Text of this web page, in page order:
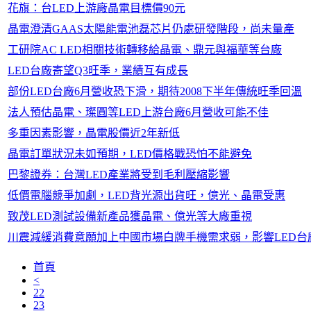
花旗：台LED上游廠晶電目標價90元
晶電澄清GAAS太陽能電池磊芯片仍處研發階段，尚未量產
工研院AC LED相關技術轉移給晶電、鼎元與福華等台廠
LED台廠寄望Q3旺季，業績互有成長
部份LED台廠6月營收恐下滑，期待2008下半年傳統旺季回溫
法人預估晶電、璨圓等LED上游台廠6月營收可能不佳
多重因素影響，晶電股價近2年新低
晶電訂單狀況未如預期，LED價格戰恐怕不能避免
巴黎證券：台灣LED產業將受到毛利壓縮影響
低價電腦競爭加劇，LED背光源出貨旺，億光、晶電受惠
致茂LED測試設備新產品獲晶電、億光等大廠重視
川震減緩消費意願加上中國市場白牌手機需求弱，影響LED
首頁
<
22
23